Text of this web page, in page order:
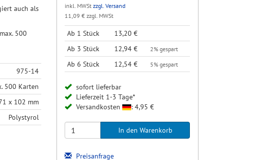
auch als
500
975-14
500 Karten
x 102 mm
Polystyrol
inkl. MWStzzgl. Versand
11,09 € zzgl. MWSt
Ab 1 Stück
13,20 €
Ab 3 Stück
12,94 € 2% gespart
Ab 6 Stück 12,54 € 5% gespart
sofort lieferbar
Lieferzeit 1-3 Tage*
Versandkosten
: 4,95 €
Preisanfrage